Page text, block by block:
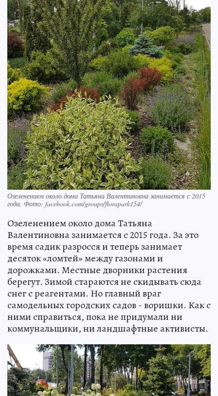
Озеленением около дома Татьяна Валентиновна занимается с 2015
года. Фото: facebook.com/groups/florapark154/
Озеленением около дома Татьяна
Валентиновна занимается с 2015 года. За это
время садик разросся и теперь занимает
десяток «ломтей» между газонами и
дорожками. Местные дворники растения
берегут. Зимой стараются не скидывать сюда
снег с реагентами. Но главный враг
самодельных городских садов - воришки. Как с
ними справиться, пока не придумали ни
коммунальщики, ни ландшафтные активисты.